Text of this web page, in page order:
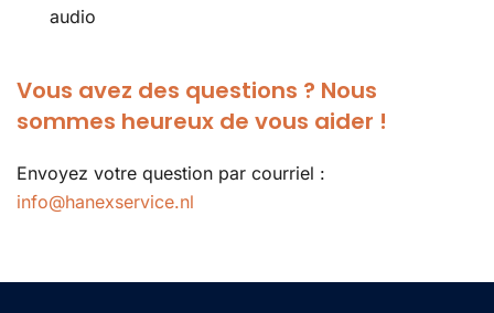
audio
Vous avez des questions ? Nous
sommes heureux de vous aider !
Envoyez votre question par courriel :
info@hanexservice.nl